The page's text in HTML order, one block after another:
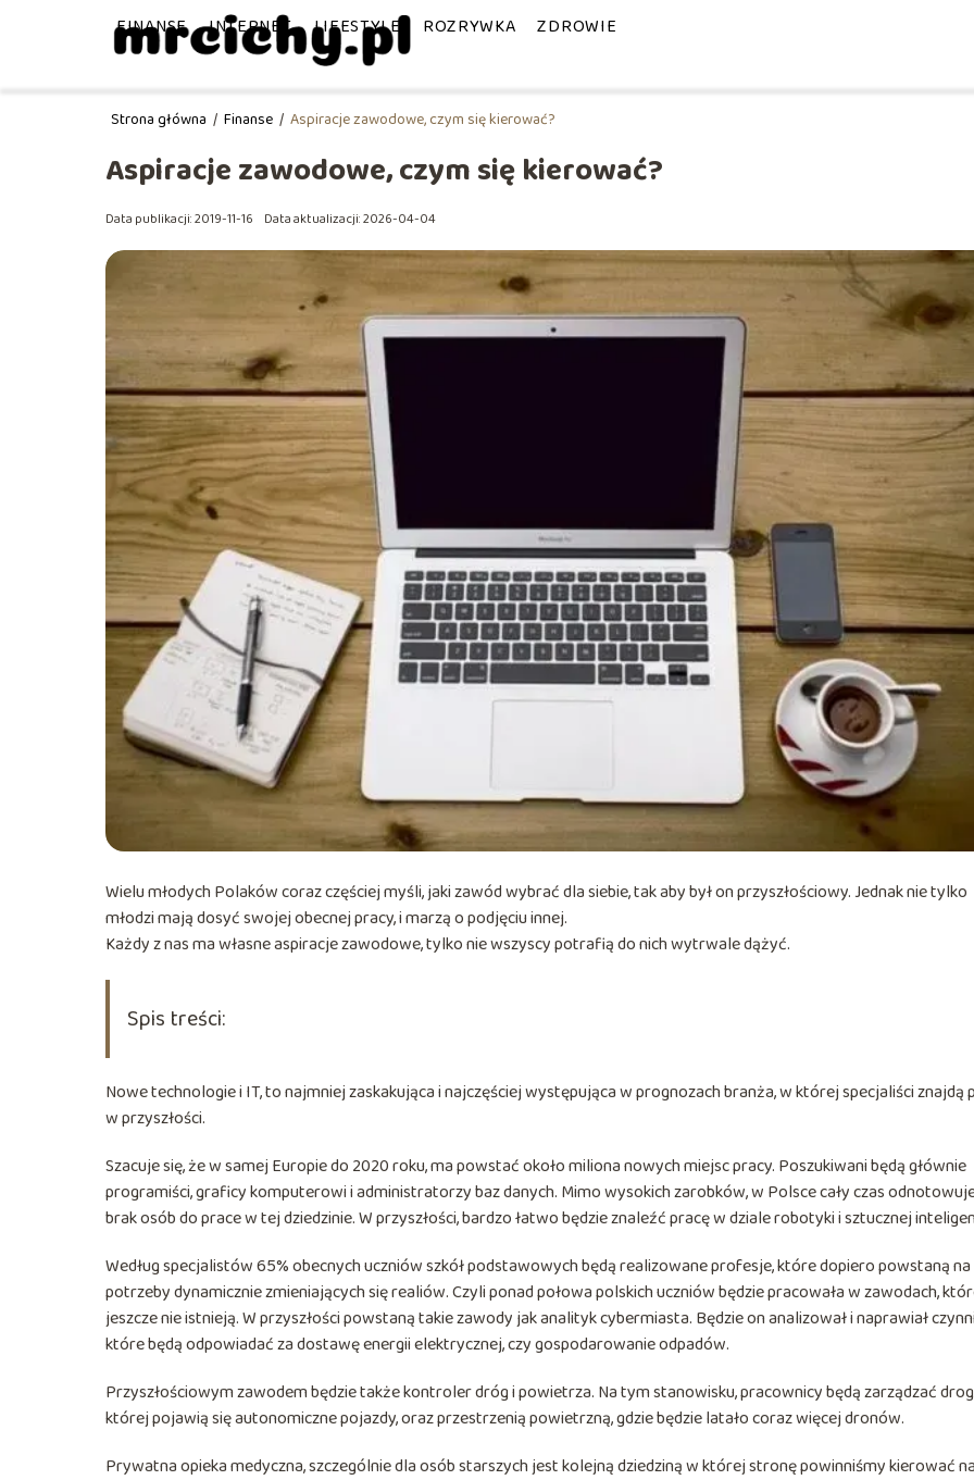
FINANSE INTERNET LIFESTYLE ROZRYWKA ZDROWIE
Strona główna / Finanse / Aspiracje zawodowe, czym się kierować?
Aspiracje zawodowe, czym się kierować?
Data publikacji: 2019-11-16 Data aktualizacji: 2026-04-04
Wielu młodych Polaków coraz częściej myśli, jaki zawód wybrać dla siebie, tak aby był on przyszłościowy. Jednak nie tylko
młodzi mają dosyć swojej obecnej pracy, i marzą o podjęciu innej.
Każdy z nas ma własne aspiracje zawodowe, tylko nie wszyscy potrafią do nich wytrwale dążyć.
Spis treści:
Nowe technologie i IT, to najmniej zaskakująca i najczęściej występująca w prognozach branża, w której specjaliści znajdą
w przyszłości.
Szacuje się, że w samej Europie do 2020 roku, ma powstać około miliona nowych miejsc pracy. Poszukiwani będą głównie
programiści, graficy komputerowi i administratorzy baz danych. Mimo wysokich zarobków, w Polsce cały czas
brak osób do prace w tej dziedzinie. W przyszłości, bardzo łatwo będzie znaleźć pracę w dziale robotyki i sztucznej
Według specjalistów 65% obecnych uczniów szkół podstawowych będą realizowane profesje, które dopiero powstaną na
potrzeby dynamicznie zmieniających się realiów. Czyli ponad połowa polskich uczniów będzie pracowała w zawodach,
jeszcze nie istnieją. W przyszłości powstaną takie zawody jak analityk cybermiasta. Będzie on analizował i naprawiał
które będą odpowiadać za dostawę energii elektrycznej, czy gospodarowanie odpadów.
Przyszłościowym zawodem będzie także kontroler dróg i powietrza. Na tym stanowisku, pracownicy będą zarządzać
której pojawią się autonomiczne pojazdy, oraz przestrzenią powietrzną, gdzie będzie latało coraz więcej dronów.
Prywatna opieka medyczna, szczególnie dla osób starszych jest kolejną dziedziną w której stronę powinniśmy kierować